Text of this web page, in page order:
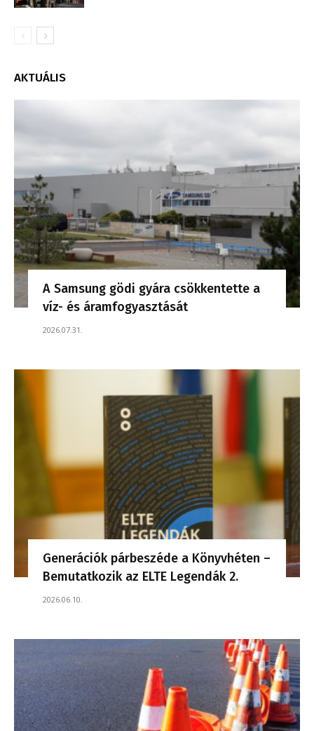
AKTUÁLIS
A Samsung gödi gyára csökkentette a
víz- és áramfogyasztását
2026.07.31.
Generációk párbeszéde a Könyvhéten –
Bemutatkozik az ELTE Legendák 2.
2026.06.10.